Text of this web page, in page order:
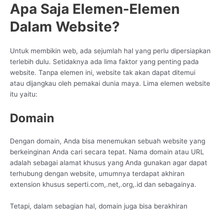
Apa Saja Elemen-Elemen
Dalam Website?
Untuk membikin web, ada sejumlah hal yang perlu dipersiapkan
terlebih dulu. Setidaknya ada lima faktor yang penting pada
website. Tanpa elemen ini, website tak akan dapat ditemui
atau dijangkau oleh pemakai dunia maya. Lima elemen website
itu yaitu:
Domain
Dengan domain, Anda bisa menemukan sebuah website yang
berkeinginan Anda cari secara tepat. Nama domain atau URL
adalah sebagai alamat khusus yang Anda gunakan agar dapat
terhubung dengan website, umumnya terdapat akhiran
extension khusus seperti.com,.net,.org,.id dan sebagainya.
Tetapi, dalam sebagian hal, domain juga bisa berakhiran